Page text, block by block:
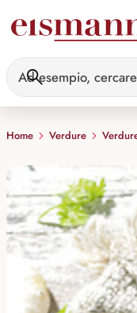
Home Verdure